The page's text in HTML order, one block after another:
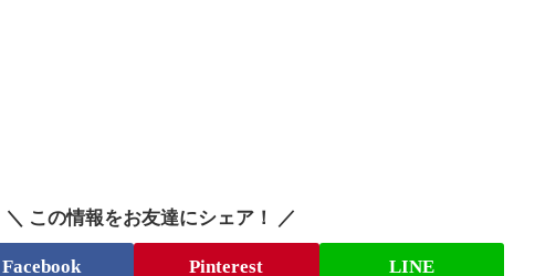
＼ この情報をお友達にシェア！ ／
Facebook Pinterest LINE